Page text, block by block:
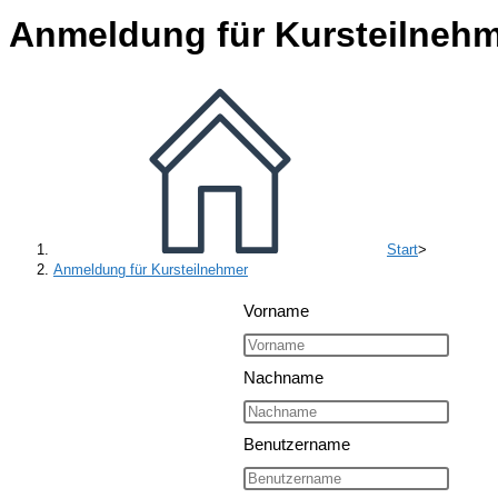
Anmeldung für
Start>
Anmeldung für Kursteilnehmer
Vorname
Nachname
Benutzername